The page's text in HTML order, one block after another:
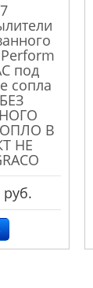
под
сопла
В
НЕ
руб.